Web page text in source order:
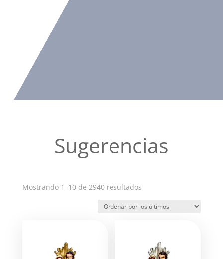
Sugerencias
Mostrando 1–10 de 2940 resultadosOrdenado
los